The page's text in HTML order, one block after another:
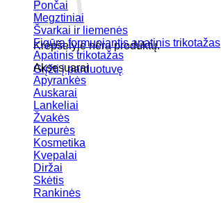
Krepšelyje nėra produktų.
Grįžti į parduotuvę
Pončai
Megztiniai
Švarkai ir liemenės
Figūrą formuojantis apatinis trikotažas
Apatinis trikotažas
Aksesuarai
Apyrankės
Auskarai
Lankeliai
Žvakės
Kepurės
Kosmetika
Kvepalai
Diržai
Skėtis
Rankinės